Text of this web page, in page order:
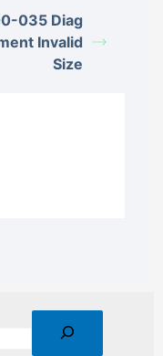
035 Diag
Invalid
Size